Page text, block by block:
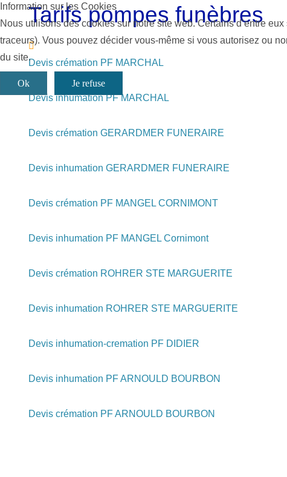
Tarifs pompes funèbres
Devis crémation PF MARCHAL
Devis inhumation PF MARCHAL
Devis crémation GERARDMER FUNERAIRE
Devis inhumation GERARDMER FUNERAIRE
Devis crémation PF MANGEL CORNIMONT
Devis inhumation PF MANGEL Cornimont
Devis crémation ROHRER STE MARGUERITE
Devis inhumation ROHRER STE MARGUERITE
Devis inhumation-cremation PF DIDIER
Devis inhumation PF ARNOULD BOURBON
Devis crémation PF ARNOULD BOURBON
Information sur les Cookies
Nous utilisons des cookies sur notre site web. Certains d’entre
traceurs). Vous pouvez décider vous-même si vous autorisez ou
du site.
Ok Je refuse